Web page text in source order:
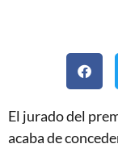
El jurado del
acaba de